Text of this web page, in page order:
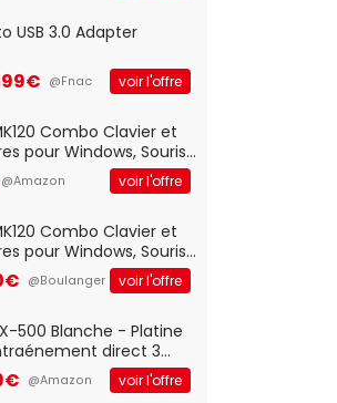
USB 3.0 Adapter
@Fnac voir l'offre
Combo Clavier et
pour Windows, Souris
Connexion USB Plug
Taille
- Noir
@Amazon voir l'offre
Combo Clavier et
pour Windows, Souris
Connexion USB Plug
Taille
- Noir
@Boulanger voir l'offre
500 Blanche - Platine
direct 3
45-78 trs/min) avec
et port USB
@Amazon voir l'offre